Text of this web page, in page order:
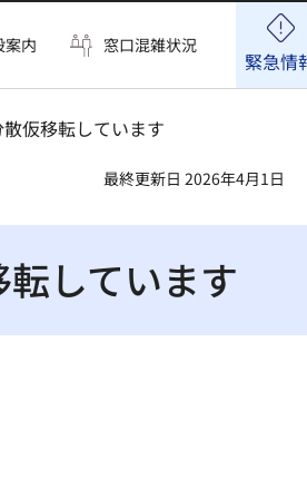
案内 窓口混雑状況
緊急情
仮移転しています
最終更新日 2026年4月1日
しています